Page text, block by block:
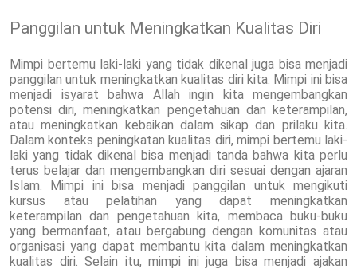
Panggilan untuk Meningkatkan Kualitas Diri
Mimpi bertemu laki-laki yang tidak dikenal juga bisa menjadi
panggilan untuk meningkatkan kualitas diri kita. Mimpi ini bisa
menjadi isyarat bahwa Allah ingin kita mengembangkan
potensi diri, meningkatkan pengetahuan dan keterampilan,
atau meningkatkan kebaikan dalam sikap dan prilaku kita.
Dalam konteks peningkatan kualitas diri, mimpi bertemu laki-
laki yang tidak dikenal bisa menjadi tanda bahwa kita perlu
terus belajar dan mengembangkan diri sesuai dengan ajaran
Islam. Mimpi ini bisa menjadi panggilan untuk mengikuti
kursus atau pelatihan yang dapat meningkatkan
keterampilan dan pengetahuan kita, membaca buku-buku
yang bermanfaat, atau bergabung dengan komunitas atau
organisasi yang dapat membantu kita dalam meningkatkan
kualitas diri. Selain itu, mimpi ini juga bisa menjadi ajakan